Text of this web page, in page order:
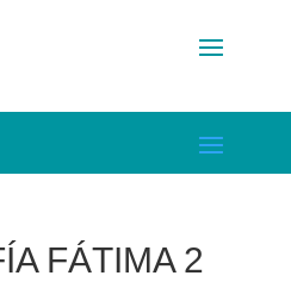
FÁTIMA 2